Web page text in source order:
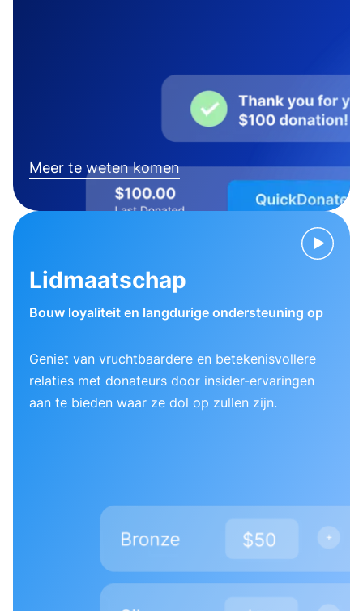
Meer te weten komen
Lidmaatschap
Bouw loyaliteit en langdurige ondersteuning op
Geniet van vruchtbaardere en betekenisvollere
relaties met donateurs door insider-ervaringen
aan te bieden waar ze dol op zullen zijn.